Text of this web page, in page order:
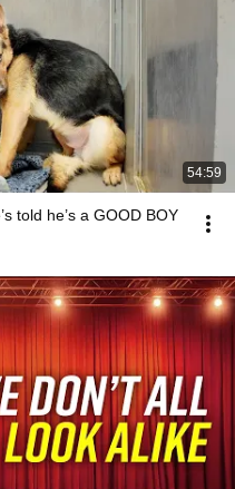
54:59
told he’s a GOOD BOY